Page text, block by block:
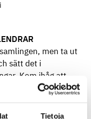
Tietoja
men ta ut
sätt det i
Kom ihåg att